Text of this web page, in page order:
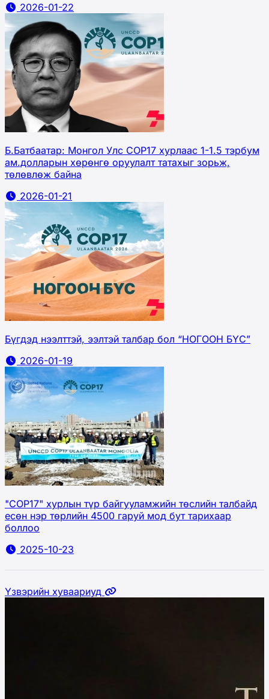
2026-01-22
Б.Батбаатар: Монгол Улс COP17 хурлаас 1-1.5 тэрбум
ам.долларын хөрөнгө оруулалт татахыг зорьж,
төлөвлөж байна
2026-01-21
Бүгдэд нээлттэй, ээлтэй талбар бол “НОГООН БҮС”
2026-01-19
"СОР17" хурлын түр байгууламжийн төслийн талбайд
есөн нэр төрлийн 4500 гаруй мод бут тарихаар
боллоо
2025-10-23
Үзвэрийн хуваариуд